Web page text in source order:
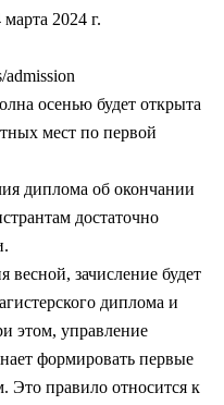
2024 г.
admission
осенью будет открыта
мест по первой
диплома об окончании
достаточно
весной, зачисление будет
диплома и
этом, управление
формировать первые
Это правило относится к